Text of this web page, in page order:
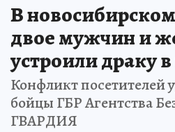
В
двое мужчин и
устроили драку в
Конфликт посетителей
бойцы ГБР Агентства
ГВАРДИЯ